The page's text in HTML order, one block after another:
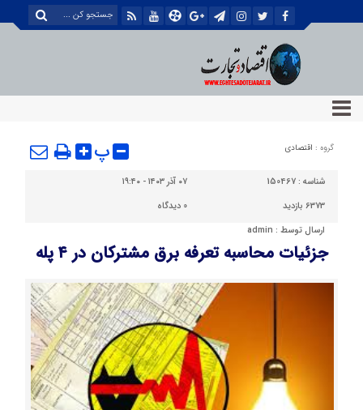
گروه : اقتصادی پ
شناسه : 150467
۰۷ آذر ۱۴۰۳ - ۱۹:۴۰
6373 بازدید
0 دیدگاه
ارسال توسط : admin
جزئیات محاسبه تعرفه برق مشترکان در ۴ پله